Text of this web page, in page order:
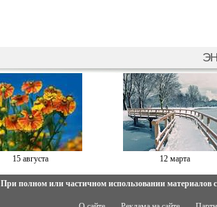
15 августа 12 марта
При полном или частичном использовании материалов